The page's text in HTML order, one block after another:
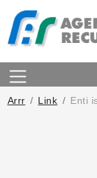
Arrr Link Enti